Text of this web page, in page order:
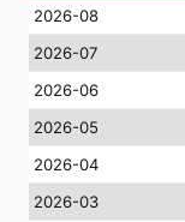
2026-08
2026-07
2026-06
2026-05
2026-04
2026-03